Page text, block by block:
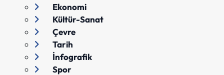
Ekonomi
Kültür-Sanat
Çevre
Tarih
İnfografik
Spor